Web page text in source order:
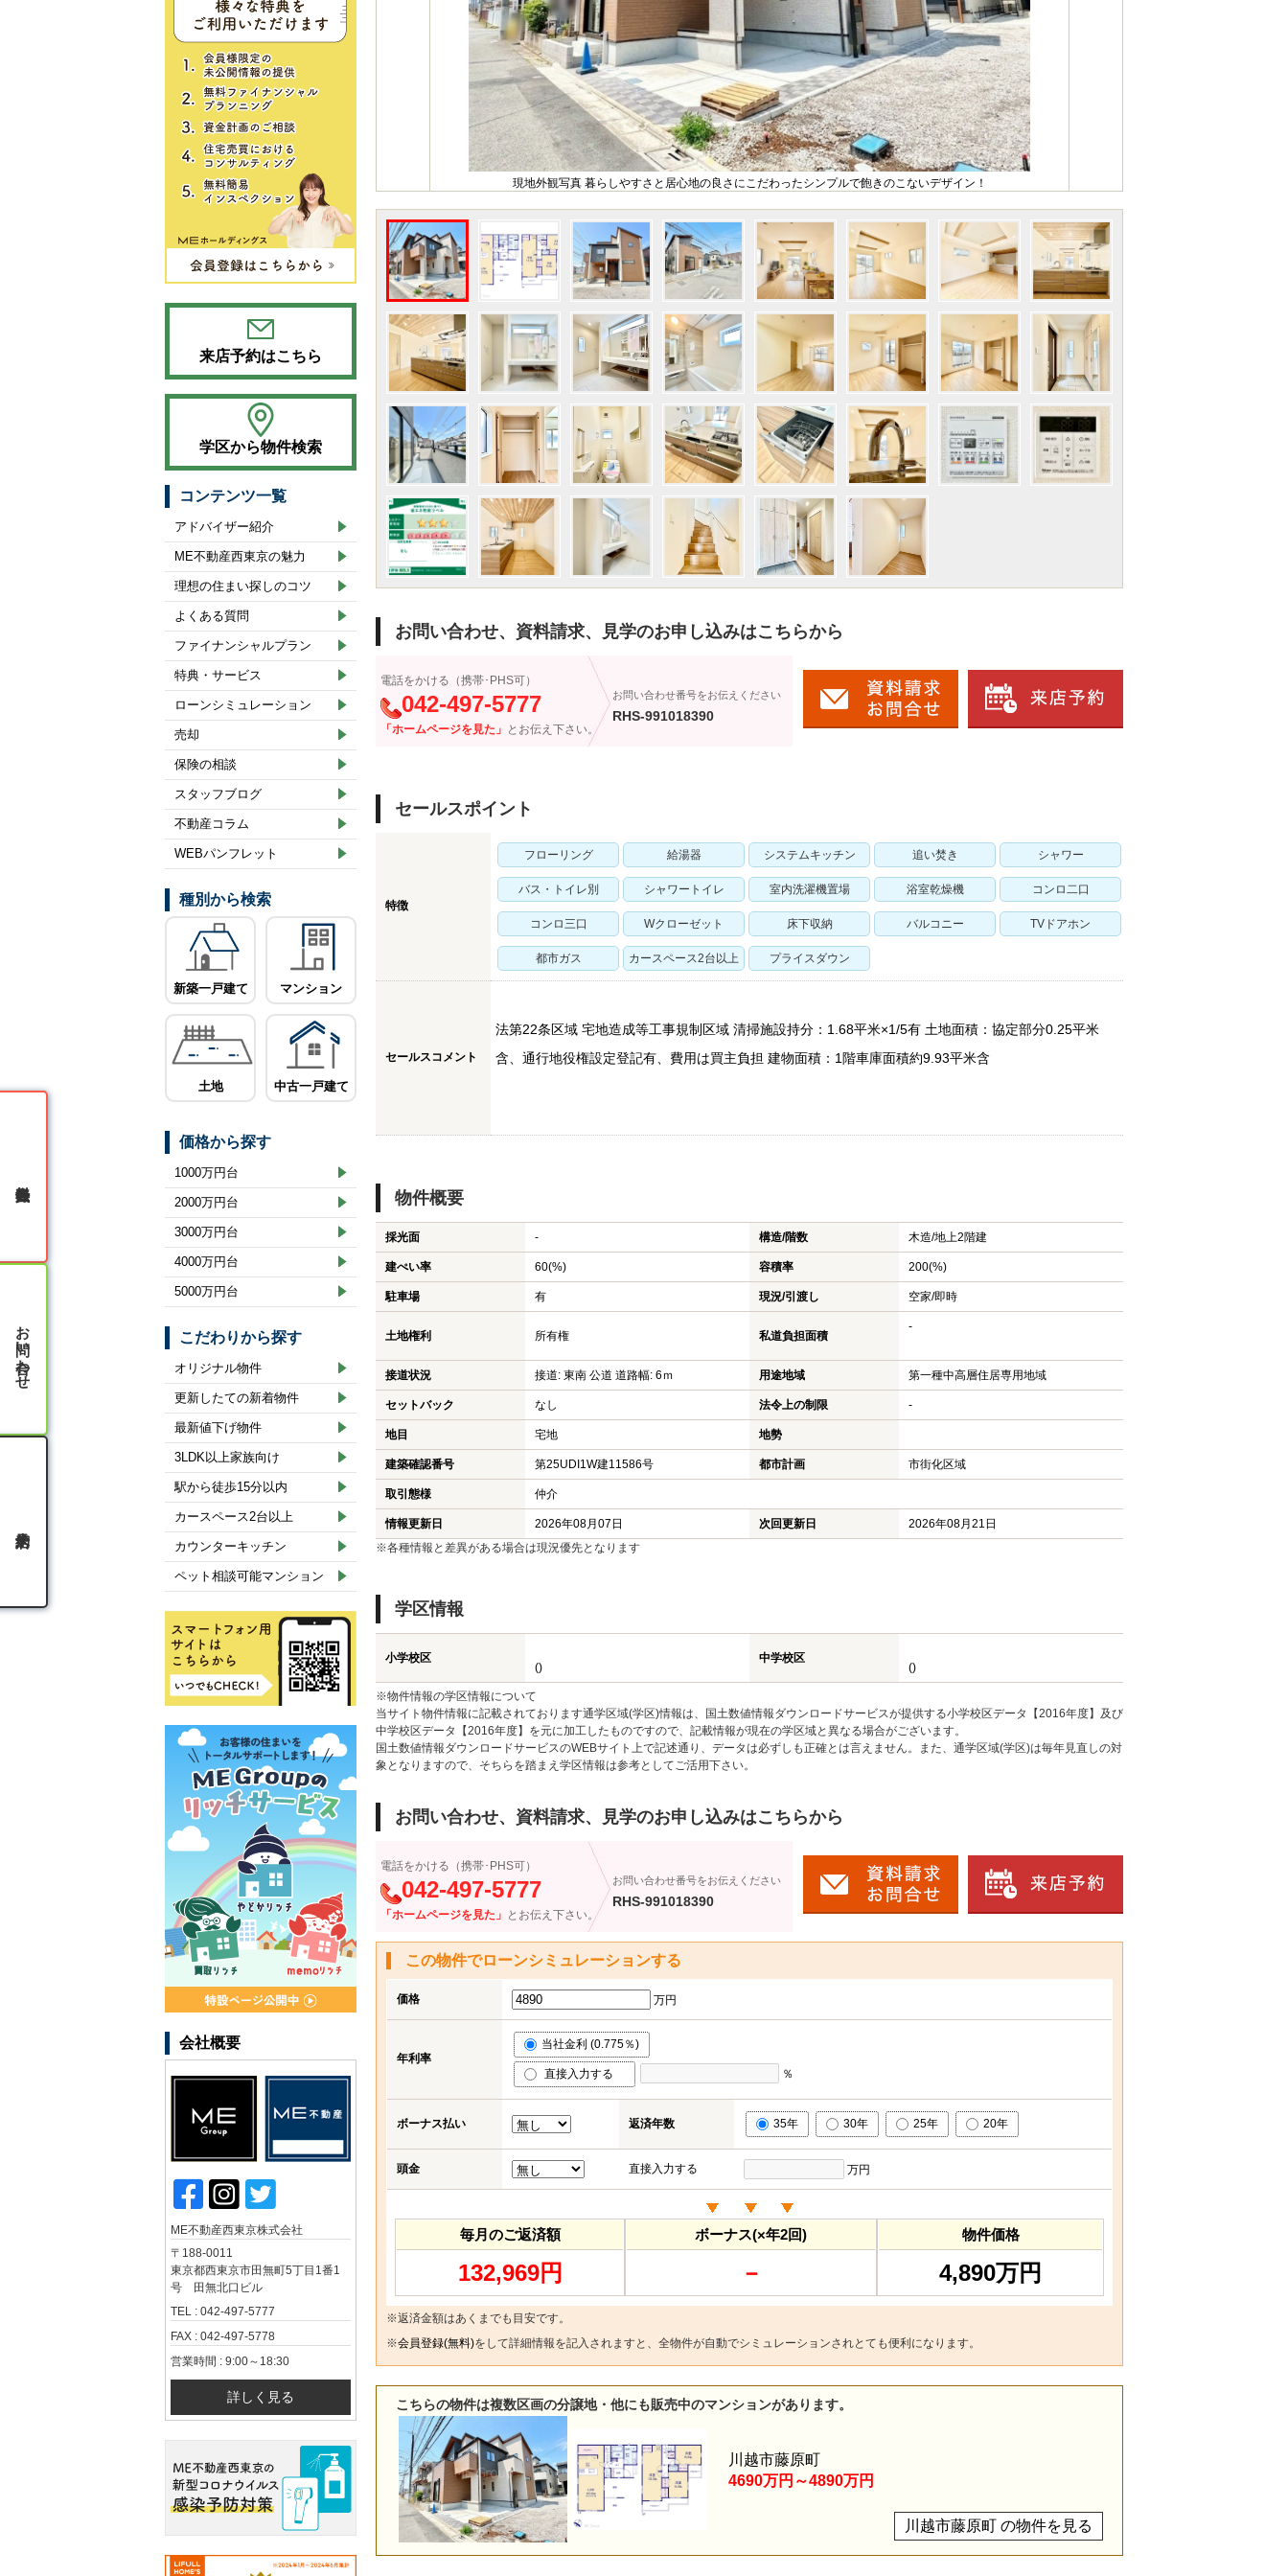
現地外観写真 暮らしやすさと居心地の良さにこだわったシンプルで飽きのこないデザイン！
お問い合わせ、資料請求、見学のお申し込みはこちらから
電話をかける（携帯･PHS可）
042-497-5777
「ホームページを見た」 とお伝え下さい。
お問い合わせ番号をお伝えください
RHS-991018390
セールスポイント
特徴
フローリング 給湯器 システムキッチン 追い焚き シャワー
バス・トイレ別 シャワートイレ 室内洗濯機置場 浴室乾燥機 コンロ二口
コンロ三口 Wクローゼット 床下収納 バルコニー TVドアホン
都市ガス カースペース2台以上 プライスダウン
セールスコメント
法第22条区域 宅地造成等工事規制区域 清掃施設持分：1.68平米×1/5有 土地面積：協定部分0.25平米
含、通行地役権設定登記有、費用は買主負担 建物面積：1階車庫面積約9.93平米含
物件概要
採光面 - 構造/階数 木造/地上2階建
建ぺい率 60(%) 容積率 200(%)
駐車場 有 現況/引渡し 空家/即時
土地権利 所有権 私道負担面積
-
接道状況 接道: 東南 公道 道路幅: 6ｍ 用途地域 第一種中高層住居専用地域
セットバック なし 法令上の制限 -
地目 宅地 地勢
建築確認番号 第25UDI1W建11586号 都市計画 市街化区域
取引態様 仲介
情報更新日 2026年08月07日 次回更新日
2026年08月21日
※各種情報と差異がある場合は現況優先となります
学区情報
小学校区
()
中学校区
()
※物件情報の学区情報について
当サイト物件情報に記載されております通学区域(学区)情報は、国土数値情報ダウンロードサービスが提供する小学校区データ【2016年度】及び
中学校区データ【2016年度】を元に加工したものですので、記載情報が現在の学区域と異なる場合がございます。
国土数値情報ダウンロードサービスのWEBサイト上で記述通り、データは必ずしも正確とは言えません。また、通学区域(学区)は毎年見直しの対
象となりますので、そちらを踏まえ学区情報は参考としてご活用下さい。
お問い合わせ、資料請求、見学のお申し込みはこちらから
電話をかける（携帯･PHS可）
042-497-5777
「ホームページを見た」 とお伝え下さい。
お問い合わせ番号をお伝えください
RHS-991018390
この物件でローンシミュレーションする
価格 万円
年利率
当社金利 (0.775％)
直接入力する ％
ボーナス払い 返済年数 35年 30年 25年 20年
頭金 直接入力する 万円
毎月のご返済額
132,969円
ボーナス(×年2回)
－
物件価格
4,890万円
※返済金額はあくまでも目安です。
※会員登録(無料)をして詳細情報を記入されますと、全物件が自動でシミュレーションされとても便利になります。
こちらの物件は複数区画の分譲地・他にも販売中のマンションがあります。
川越市藤原町 の物件を見る
川越市藤原町
4690万円～4890万円
来店予約はこちら
学区から物件検索
コンテンツ一覧
アドバイザー紹介
ME不動産西東京の魅力
理想の住まい探しのコツ
よくある質問
ファイナンシャルプラン
特典・サービス
ローンシミュレーション
売却
保険の相談
スタッフブログ
不動産コラム
WEBパンフレット
種別から検索
新築一戸建て マンション
土地 中古一戸建て
価格から探す
1000万円台
2000万円台
3000万円台
4000万円台
5000万円台
こだわりから探す
オリジナル物件
更新したての新着物件
最新値下げ物件
3LDK以上家族向け
駅から徒歩15分以内
カースペース2台以上
カウンターキッチン
ペット相談可能マンション
会社概要
ME不動産西東京株式会社
〒188-0011
東京都西東京市田無町5丁目1番1
号 田無北口ビル
TEL : 042-497-5777
FAX : 042-497-5778
営業時間 : 9:00～18:30
詳しく見る
お問い合わせ